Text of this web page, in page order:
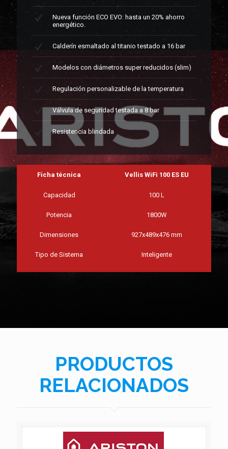
Nueva función ECO EVO: hasta un 20% ahorro
energético.
Calderín esmaltado al titanio testado a 16 bar
Modelos con diámetros super reducidos (slim)
Regulación personalizable de la temperatura
Válvula de seguridad testada a 8 bar
Resistencia blindada
Ficha técnica Vellis WiFi 100 ES EU
Capacidad 100 L
Potencia 1800W
Dimensiones 927x489x476 mm
Tipo de Sistema Inteligente
PRODUCTOS
RELACIONADOS